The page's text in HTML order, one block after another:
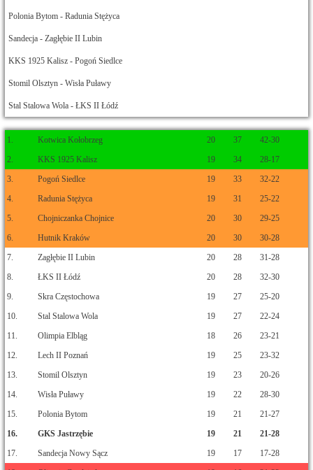
Polonia Bytom - Radunia Stężyca
Sandecja - Zagłębie II Lubin
KKS 1925 Kalisz - Pogoń Siedlce
Stomil Olsztyn - Wisła Puławy
Stal Stalowa Wola - ŁKS II Łódź
1. Kotwica Kołobrzeg 20 37
42-30
2.
KKS 1925 Kalisz 19 34
28-17
3.
Pogoń Siedlce 19 33
32-22
4.
Radunia Stężyca 19 31
25-22
5.
Chojniczanka Chojnice 20 30
29-25
6.
Hutnik Kraków 20 30
30-28
7.
Zagłębie II Lubin 20 28
31-28
8.
ŁKS II Łódź 20 28
32-30
9.
Skra Częstochowa 19 27
25-20
10.
Stal Stalowa Wola 19 27
22-24
11.
Olimpia Elbląg 18 26
23-21
12.
Lech II Poznań 19 25
23-32
13.
Stomil Olsztyn 19 23
20-26
14.
Wisła Puławy 19 22
28-30
15.
Polonia Bytom 19 21
21-27
16.
GKS Jastrzębie 19 21
21-28
17.
Sandecja Nowy Sącz 19 17
17-28